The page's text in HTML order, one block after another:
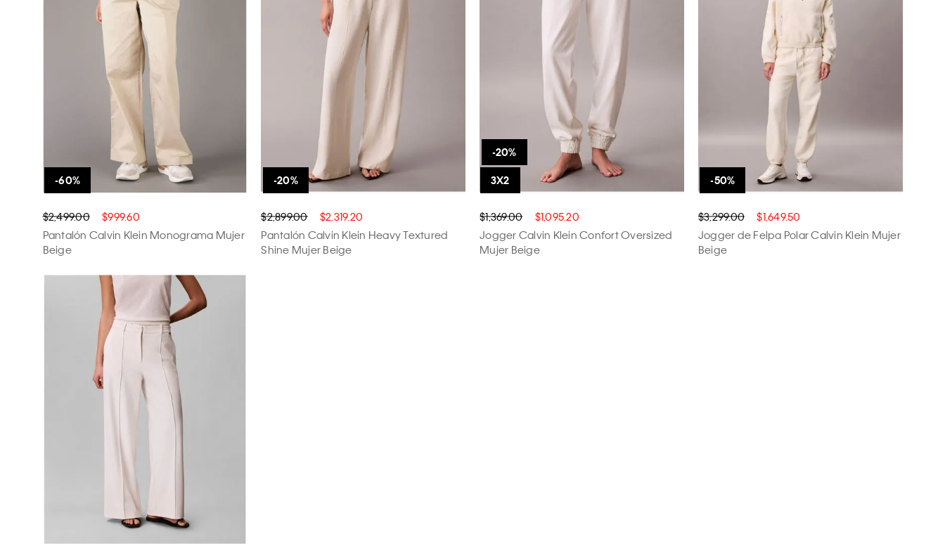
$2,499.00 $999.60
Pantalón Calvin Klein Monograma Mujer
Beige
$2,899.00 $2,319.20
Pantalón Calvin Klein Heavy Textured
Shine Mujer Beige
$1,369.00 $1,095.20
Jogger Calvin Klein Confort Oversized
Mujer Beige
$3,299.00 $1,649.50
Jogger de Felpa Polar Calvin Klein Mujer
Beige